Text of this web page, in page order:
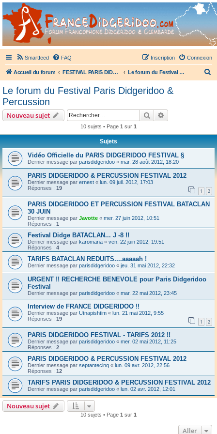
France Didgeridoo
Didgeridoo et Guimbarde sur France Didgeridoo - retrouvez la communauté.
Smartfeed FAQ Connexion
Inscription
Accueil du forum FESTIVAL PARIS DIDGERIDOO & PERCUSSION Le forum du Festival Paris Didgeridoo & Percussion
Le forum du Festival Paris Didgeridoo &
Percussion
Nouveau sujet Rechercher
10 sujets • Page 1 sur 1
Sujets
Vidéo Officielle du PARIS DIDGERIDOO FESTIVAL §
Dernier message par parisdidgeridoo « mar. 28 août 2012, 18:20
PARIS DIDGERIDOO & PERCUSSION FESTIVAL 2012
Dernier message par ernest « lun. 09 juil. 2012, 17:03
Réponses : 19 1 2
PARIS DIDGERIDOO ET PERCUSSION FESTIVAL BATACLAN
30 JUIN
Dernier message par Javotte « mer. 27 juin 2012, 10:51
Réponses : 1
Festival Didge BATACLAN... J -8 !!
Dernier message par karomana « ven. 22 juin 2012, 19:51
Réponses : 4
TARIFS BATACLAN REDUITS....aaaaah !
Dernier message par parisdidgeridoo « jeu. 31 mai 2012, 22:32
URGENT !! RECHERCHE BENEVOLE pour Paris Didgeridoo
Festival
Dernier message par parisdidgeridoo « mar. 22 mai 2012, 23:45
Interview de FRANCE DIDGERIDOO !!
Dernier message par Utnapishtim « lun. 21 mai 2012, 9:55
Réponses : 19 1 2
PARIS DIDGERIDOO FESTIVAL - TARIFS 2012 !!
Dernier message par parisdidgeridoo « mer. 02 mai 2012, 11:25
Réponses : 2
PARIS DIDGERIDOO & PERCUSSION FESTIVAL 2012
Dernier message par septantecinq « lun. 09 avr. 2012, 22:56
Réponses : 12
TARIFS PARIS DIDGERIDOO & PERCUSSION FESTIVAL 2012
Dernier message par parisdidgeridoo « lun. 02 avr. 2012, 12:01
Nouveau sujet
10 sujets • Page 1 sur 1
Aller